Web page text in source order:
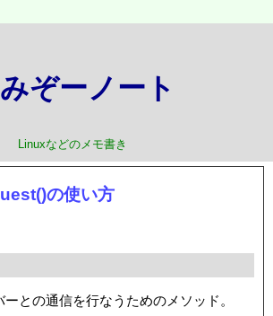
ぞーノート
Linuxなどのメモ書き
の使い方
との通信を行なうためのメソッド。